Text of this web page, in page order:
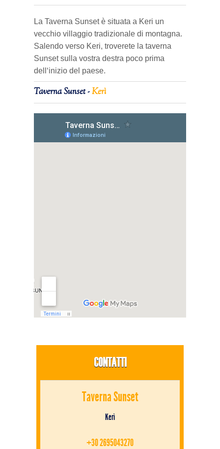
La Taverna Sunset è situata a Keri un
vecchio villaggio tradizionale di montagna.
Salendo verso Keri, troverete la taverna
Sunset sulla vostra destra poco prima
dell‘inizio del paese.
Taverna Sunset -Kerì
CONTATTI
Taverna Sunset
Kerì
+30 2695043270